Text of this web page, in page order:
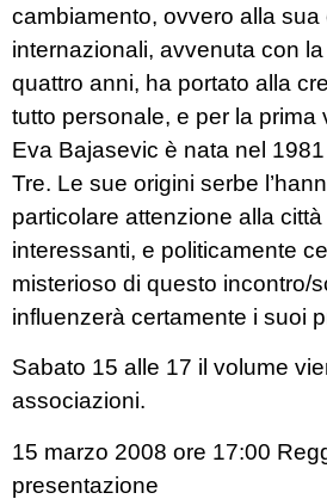
cambiamento, ovvero alla
internazionali, avvenuta con
quattro anni, ha portato alla
tutto personale, e per la
Eva Bajasevic è nata nel
Tre. Le sue origini serbe
particolare attenzione alla
interessanti, e politicamente
misterioso di questo incontro/
influenzerà certamente i suoi
Sabato 15 alle 17 il volume
associazioni.
15 marzo 2008 ore 17:00
presentazione